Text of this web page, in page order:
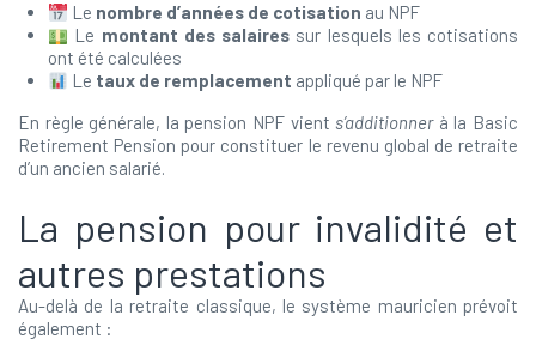
Le nombre d’années de cotisation au NPF
Le montant des salaires sur lesquels les cotisations
ont été calculées
Le taux de remplacement appliqué par le NPF
En règle générale, la pension NPF vients’additionnerà la Basic
Retirement Pension pour constituer le revenu global de retraite
d’un ancien salarié.
La pension pour invalidité et
autres prestations
Au-delà de la retraite classique, le système mauricien prévoit
également :